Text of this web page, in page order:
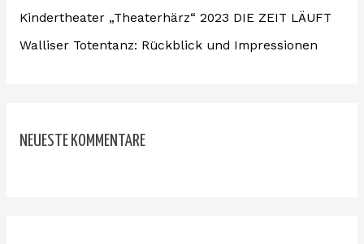
:Kindertheater „Theaterhärz“ 2023 DIE ZEIT LÄUFT
Walliser Totentanz: Rückblick und Impressionen
NEUESTE KOMMENTARE